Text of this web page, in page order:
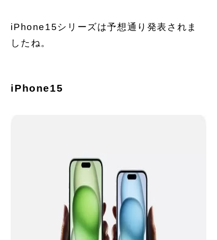
iPhone15シリーズは予想通り発表されま
したね。
iPhone15